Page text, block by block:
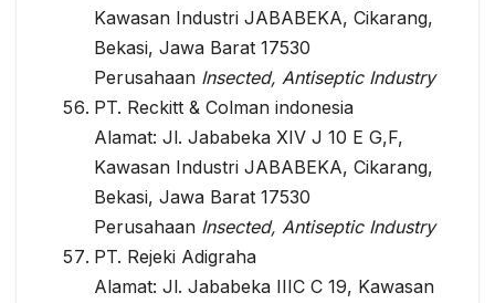
Kawasan Industri JABABEKA, Cikarang,
Bekasi, Jawa Barat 17530
Perusahaan Insected, Antiseptic Industry
PT. Reckitt & Colman indonesia
Alamat: Jl. Jababeka XIV J 10 E G,F,
Kawasan Industri JABABEKA, Cikarang,
Bekasi, Jawa Barat 17530
Perusahaan Insected, Antiseptic Industry
PT. Rejeki Adigraha
Alamat: Jl. Jababeka IIIC C 19, Kawasan